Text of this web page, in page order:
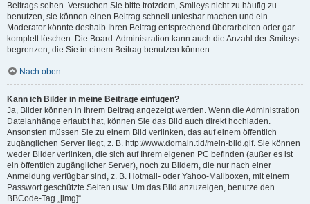
Beitrags sehen. Versuchen Sie bitte trotzdem, Smileys nicht zu häufig zu
benutzen, sie können einen Beitrag schnell unlesbar machen und ein
Moderator könnte deshalb Ihren Beitrag entsprechend überarbeiten oder gar
komplett löschen. Die Board-Administration kann auch die Anzahl der Smileys
begrenzen, die Sie in einem Beitrag benutzen können.
Nach oben
Kann ich Bilder in meine Beiträge einfügen?
Ja, Bilder können in Ihrem Beitrag angezeigt werden. Wenn die Administration
Dateianhänge erlaubt hat, können Sie das Bild auch direkt hochladen.
Ansonsten müssen Sie zu einem Bild verlinken, das auf einem öffentlich
zugänglichen Server liegt, z. B. http://www.domain.tld/mein-bild.gif. Sie können
weder Bilder verlinken, die sich auf Ihrem eigenen PC befinden (außer es ist
ein öffentlich zugänglicher Server), noch zu Bildern, die nur nach einer
Anmeldung verfügbar sind, z. B. Hotmail- oder Yahoo-Mailboxen, mit einem
Passwort geschützte Seiten usw. Um das Bild anzuzeigen, benutze den
BBCode-Tag „[img]“.